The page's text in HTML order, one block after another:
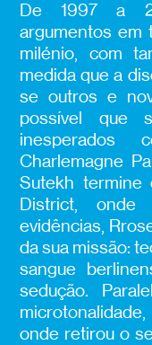
De 1997 a
argumentos em
milénio, com
medida que a
se outros e
possível que
inesperados
Charlemagne
Sutekh termine
District, onde
evidências,
da sua missão:
sangue
sedução.
onde retirou o